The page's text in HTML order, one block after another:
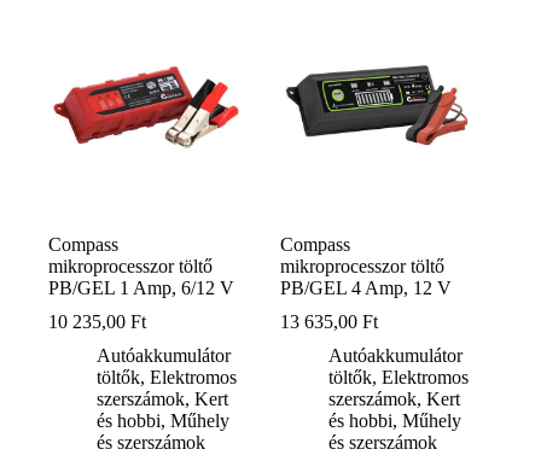
Compass
mikroprocesszor töltő
PB/GEL 1 Amp, 6/12 V
10 235,00 Ft
Autóakkumulátor
töltők, Elektromos
szerszámok, Kert
és hobbi, Műhely
és szerszámok
Compass
mikroprocesszor töltő
PB/GEL 4 Amp, 12 V
13 635,00Ft
Autóakkumulátor
töltők,Elektromos
szerszámok,Kert
és hobbi,Műhely
és szerszámok